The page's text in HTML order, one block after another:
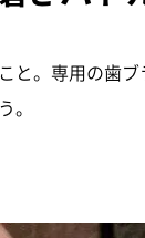
と。専用の歯
。